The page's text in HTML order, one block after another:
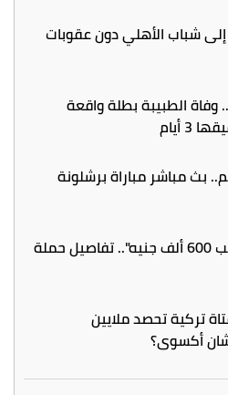
إلى شباب الأهلي دون عقوبات
وفاة الطبيبة بطلة واقعة
أيام
بث مباشر مباراة برشلونة
"لو كارتك في إيدك تكسب 600 ألف جنيه".. تفاصيل حملة
تركية تحصد ملايين
أكسوي؟